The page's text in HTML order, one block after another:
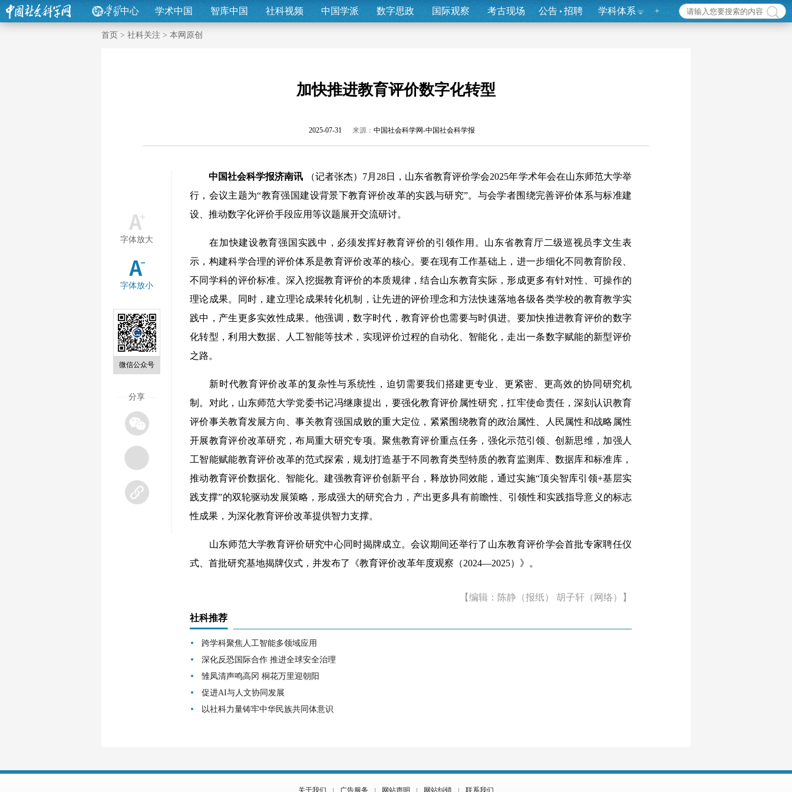
中心 学术中国 智库中国 社科视频 中国学派 数字思政 国际观察 考古现场 公告 招聘 学科体系 +
首页 > 社科关注 > 本网原创
加快推进教育评价数字化转型
2025-07-31 来源： 中国社会科学网-中国社会科学报
字体放大
字体放小
微信公众号
分享
中国社会科学报济南讯 （记者张杰）7月28日，山东省教育评价学会2025年学术年会在山东师范大学举
行，会议主题为“教育强国建设背景下教育评价改革的实践与研究”。与会学者围绕完善评价体系与标准建
设、推动数字化评价手段应用等议题展开交流研讨。
在加快建设教育强国实践中，必须发挥好教育评价的引领作用。山东省教育厅二级巡视员李文生表
示，构建科学合理的评价体系是教育评价改革的核心。要在现有工作基础上，进一步细化不同教育阶段、
不同学科的评价标准。深入挖掘教育评价的本质规律，结合山东教育实际，形成更多有针对性、可操作的
理论成果。同时，建立理论成果转化机制，让先进的评价理念和方法快速落地各级各类学校的教育教学实
践中，产生更多实效性成果。他强调，数字时代，教育评价也需要与时俱进。要加快推进教育评价的数字
化转型，利用大数据、人工智能等技术，实现评价过程的自动化、智能化，走出一条数字赋能的新型评价
之路。
新时代教育评价改革的复杂性与系统性，迫切需要我们搭建更专业、更紧密、更高效的协同研究机
制。对此，山东师范大学党委书记冯继康提出，要强化教育评价属性研究，扛牢使命责任，深刻认识教育
评价事关教育发展方向、事关教育强国成败的重大定位，紧紧围绕教育的政治属性、人民属性和战略属性
开展教育评价改革研究，布局重大研究专项。聚焦教育评价重点任务，强化示范引领、创新思维，加强人
工智能赋能教育评价改革的范式探索，规划打造基于不同教育类型特质的教育监测库、数据库和标准库，
推动教育评价数据化、智能化。建强教育评价创新平台，释放协同效能，通过实施“顶尖智库引领+基层实
践支撑”的双轮驱动发展策略，形成强大的研究合力，产出更多具有前瞻性、引领性和实践指导意义的标志
性成果，为深化教育评价改革提供智力支撑。
山东师范大学教育评价研究中心同时揭牌成立。会议期间还举行了山东教育评价学会首批专家聘任仪
式、首批研究基地揭牌仪式，并发布了《教育评价改革年度观察（2024—2025）》。
【编辑：陈静（报纸） 胡子轩（网络）】
社科推荐
跨学科聚焦人工智能多领域应用
深化反恐国际合作 推进全球安全治理
雏凤清声鸣高冈 桐花万里迎朝阳
促进AI与人文协同发展
以社科力量铸牢中华民族共同体意识
关于我们 广告服务 网站声明 网站纠错 联系我们